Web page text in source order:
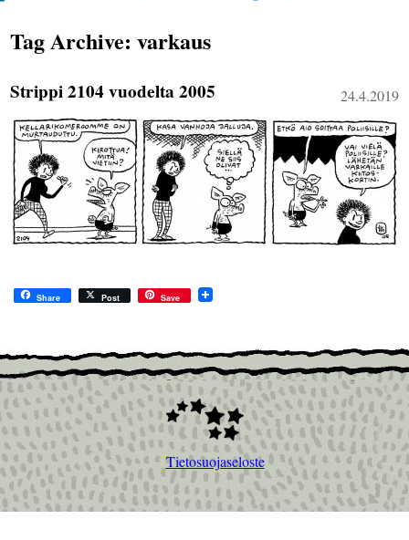
Tag Archive: varkaus
24.4.2019
Strippi 2104 vuodelta 2005
Share Post Save
Tietosuojaseloste